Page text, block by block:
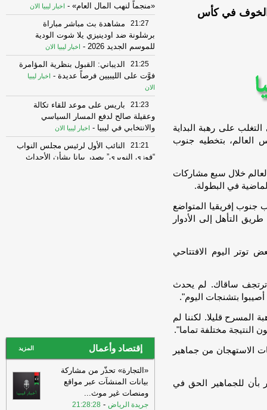
الخوف في كأس
على رهبة البداية
العالم، بتخطيه جنوب
خلال سبع مشاركات
في البطولة.
جنوب إفريقيا المتواضع
التأهل إلى الأدوار
اليوم الافتتاحي
ترتجف ساقاك. لم يحدث
المسرح قليلا. لكننا لم
النتيجة مختلفة تماما".
الاستهجان من جماهير
بأن للجماهير الحق في
«منجماً لنهب المال العام» - اخبار ليبيا الان
21:27
مشاهدة بث مباشر مباراة
برشلونة ضد اودينيزي يلا شوت الودية
للموسم الجديد 2026
- اخبار ليبيا الان
21:25
الديباني: القبول بنظرية المؤامرة
فوَّت على الليبيين فرصاً عديدة -
اخبار ليبيا
الان
21:23
باريس على موعد للقاء تكالة
وعقيلة صالح لدفع المسار السياسي
والانتخابي في ليبيا - اخبار ليبيا الان
21:21
النائب الأول لرئيس مجلس النواب
“فوزي النويري” يصدر بيانا بشأن الأحداث
20:56
المجلس الاجتماعي طرابلس
المركز يدين في بيان تزايد أعمال السطو
المسلح بالمدينة، ويُطالب بتح-اخبار ليبيا الان
20:56
المجلس الاجتماعي طرابلس
المركز يدين في بيان تزايد أعمال السطو
المسلح بالمدينة، ويُطالب بتح
اخبار ليبيا الان
إقتصاد وأعمال المزيد
«التجارة» تحذّر من مشاركة
بيانات المنشآت عبر مواقع
ومنصات غير موث...
جريدة الرياض -
21:28:28